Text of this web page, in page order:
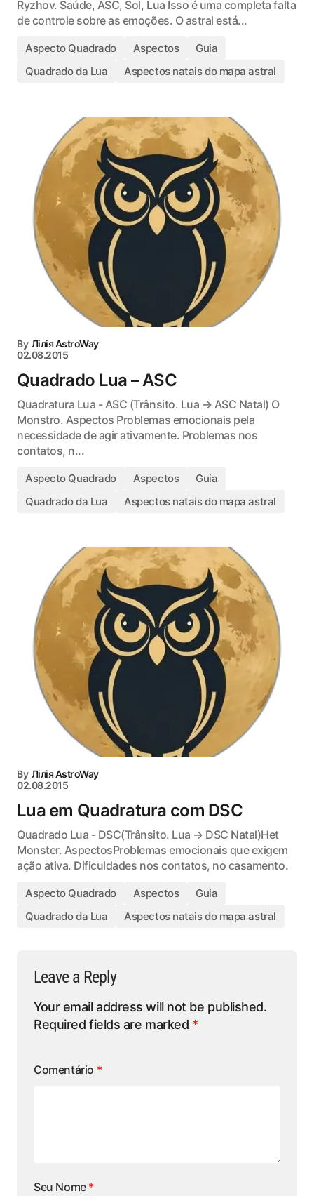
Ryzhov. Saúde, ASC, Sol, Lua Isso é uma completa falta
de controle sobre as emoções. O astral está...
Aspecto Quadrado Aspectos
Guia
Quadrado da Lua
Aspectos natais do mapa astral
By Лілія AstroWay
02.08.2015
Quadrado Lua – ASC
Quadratura Lua - ASC (Trânsito. Lua → ASC Natal) O
Monstro. Aspectos Problemas emocionais pela
necessidade de agir ativamente. Problemas nos
contatos, n...
Aspecto Quadrado Aspectos
Guia
Quadrado da Lua
Aspectos natais do mapa astral
By Лілія AstroWay
02.08.2015
Lua em Quadratura com DSC
Quadrado Lua - DSC(Trânsito. Lua → DSC Natal)Het
Monster. AspectosProblemas emocionais que exigem
ação ativa. Dificuldades nos contatos, no casamento.
Aspecto Quadrado Aspectos
Guia
Quadrado da Lua
Aspectos natais do mapa astral
Leave a Reply
Your email address will not be published.
Required fields are marked *
Comentário *
Seu Nome *